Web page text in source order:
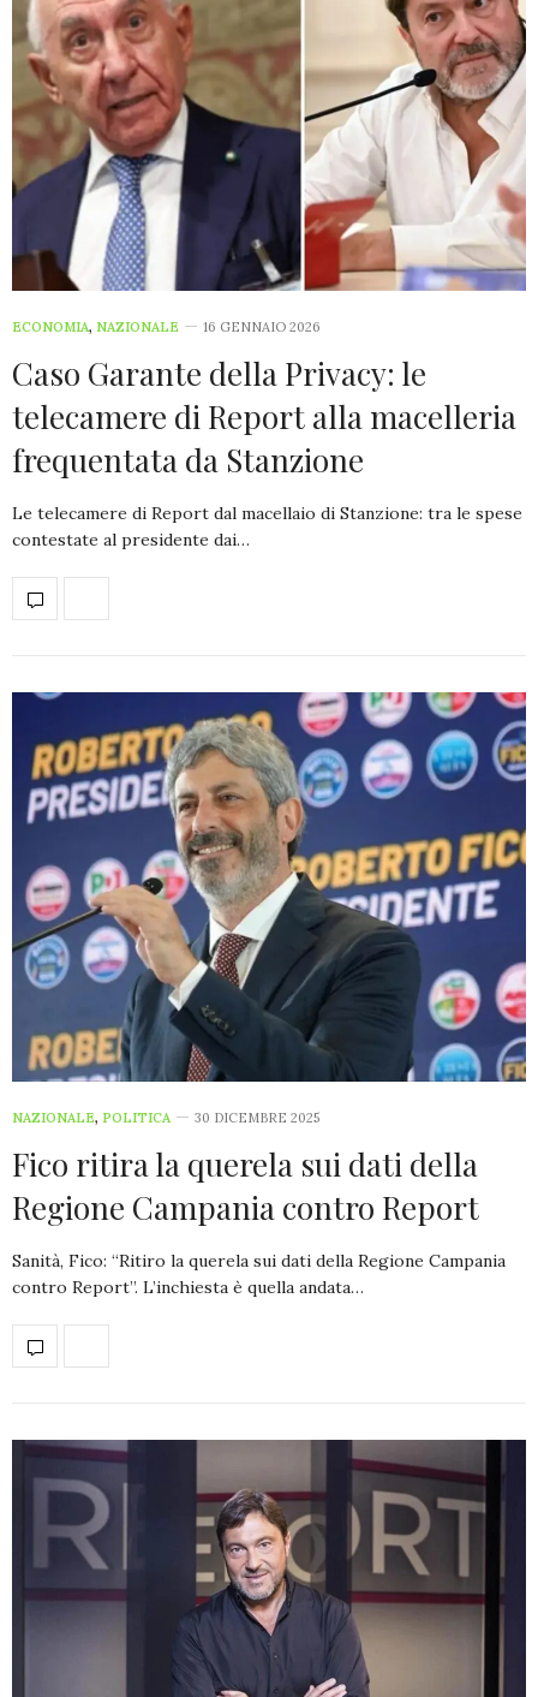
ECONOMIA, NAZIONALE 16 GENNAIO 2026
Caso Garante della Privacy: le
telecamere di Report alla macelleria
frequentata da Stanzione
Le telecamere di Report dal macellaio di Stanzione: tra le spese
contestate al presidente dai…
NAZIONALE, POLITICA 30 DICEMBRE 2025
Fico ritira la querela sui dati della
Regione Campania contro Report
Sanità, Fico: “Ritiro la querela sui dati della Regione Campania
contro Report”. L’inchiesta è quella andata…